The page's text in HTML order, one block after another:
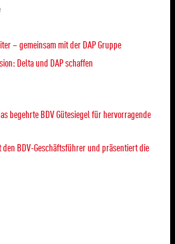
– gemeinsam mit der DAP Gruppe
Delta und DAP schaffen
begehrte BDV Gütesiegel für hervorragende
BDV-Geschäftsführer und präsentiert die